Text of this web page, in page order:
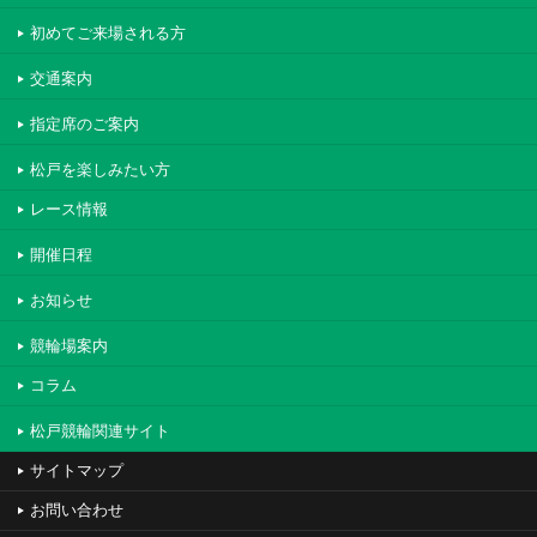
初めてご来場される方
交通案内
指定席のご案内
松戸を楽しみたい方
レース情報
開催日程
お知らせ
競輪場案内
コラム
松戸競輪関連サイト
サイトマップ
お問い合わせ